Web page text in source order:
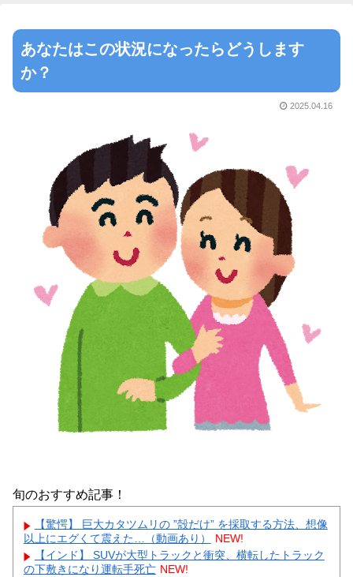
あなたはこの状況になったらどうします
か？
2025.04.16
旬のおすすめ記事！
【驚愕】 巨大カタツムリの ”殻だけ” を採取する方法、想像
以上にエグくて震えた…（動画あり）
NEW!
【インド】 SUVが大型トラックと衝突、横転したトラック
の下敷きになり運転手死亡 NEW!